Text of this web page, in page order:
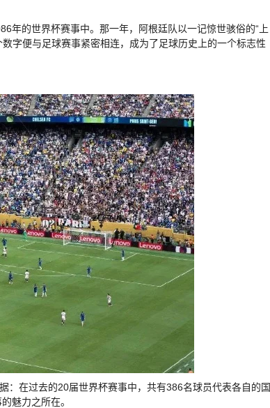
年的世界杯赛事中。那一年，阿根廷队以一记惊世骇俗的“上
字便与足球赛事紧密相连，成为了足球历史上的一个标志性
：在过去的20届世界杯赛事中，共有386名球员代表各自的国
魅力之所在。